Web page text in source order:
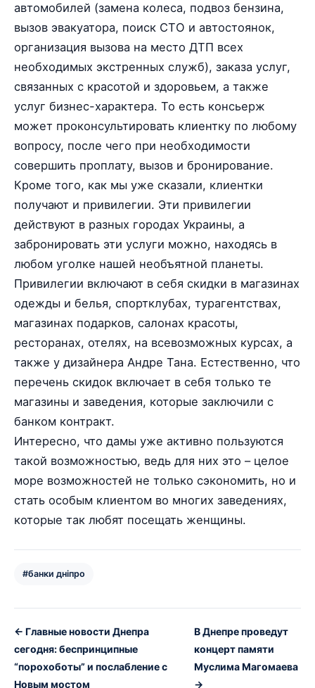
автомобилей (замена колеса, подвоз бензина,
вызов эвакуатора, поиск СТО и автостоянок,
организация вызова на место ДТП всех
необходимых экстренных служб), заказа услуг,
связанных с красотой и здоровьем, а также
услуг бизнес-характера. То есть консьерж
может проконсультировать клиентку по любому
вопросу, после чего при необходимости
совершить проплату, вызов и бронирование.
Кроме того, как мы уже сказали, клиентки
получают и привилегии. Эти привилегии
действуют в разных городах Украины, а
забронировать эти услуги можно, находясь в
любом уголке нашей необъятной планеты.
Привилегии включают в себя скидки в магазинах
одежды и белья, спортклубах, турагентствах,
магазинах подарков, салонах красоты,
ресторанах, отелях, на всевозможных курсах, а
также у дизайнера Андре Тана. Естественно, что
перечень скидок включает в себя только те
магазины и заведения, которые заключили с
банком контракт.
Интересно, что дамы уже активно пользуются
такой возможностью, ведь для них это – целое
море возможностей не только сэкономить, но и
стать особым клиентом во многих заведениях,
которые так любят посещать женщины.
#банки дніпро
← Главные новости Днепра
сегодня: беспринципные
“порохоботы” и послабление с
Новым мостом
В Днепре проведут
концерт памяти
Муслима Магомаева
→